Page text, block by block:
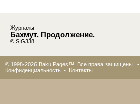
Журналы
Бахмут. Продолжение.
© SIG338
© 1998-2026 Baku Pages™. Все права защищены •
Конфиденциальность • Контакты